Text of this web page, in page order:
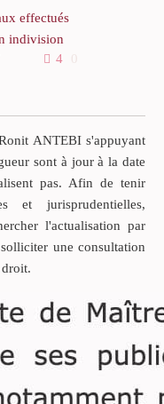
effectués
indivision
il doit lui
selon
à ce dont
se trouve
temps du
l’aliénation.
pareillement
dépenses
pour
ne
4 0
ANTEBI s'appuyant
sont à jour à la date
pas. Afin de tenir
et jurisprudentielles,
l'actualisation par
une consultation